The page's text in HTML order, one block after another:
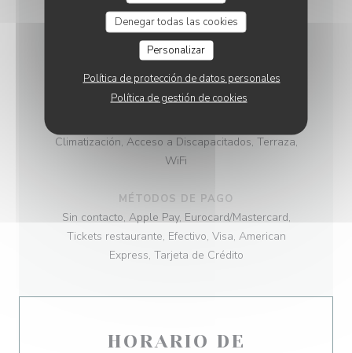
Denegar todas las cookies
Personalizar
Política de protección de datos personales
Política de gestión de cookies
Producto regional, productos frescos, Hecho en
casa, tradicional
Cervecería
Climatización, Acceso a Discapacitados, Terraza,
WiFi
MÉTODOS DE PAGO
Sin contacto, Apple Pay, Eurocard/Mastercard,
Tickets restaurante, Efectivo, Visa, American
Express, Tarjeta de Crédito
HORARIO DE